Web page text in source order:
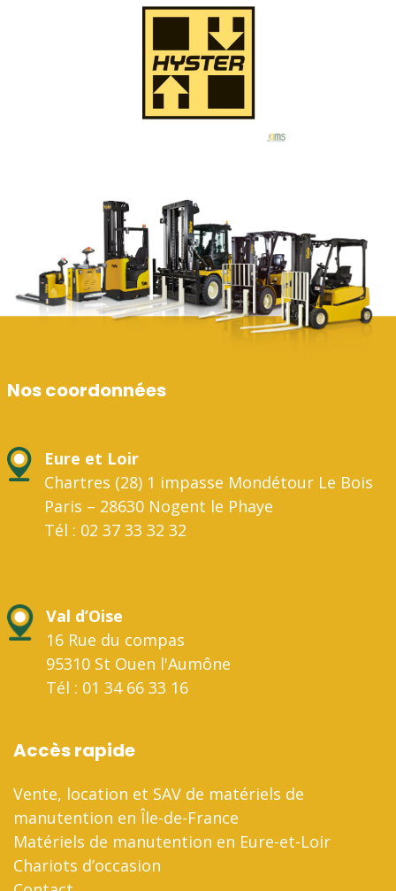
Nos coordonnées
Eure et Loir
Chartres (28) 1 impasse Mondétour Le Bois
Paris – 28630 Nogent le Phaye
Tél : 02 37 33 32 32
Val d’Oise
16 Rue du compas
95310 St Ouen l'Aumône
Tél : 01 34 66 33 16
Accès rapide
Vente, location et SAV de matériels de
manutention en Île-de-France
Matériels de manutention en Eure-et-Loir
Chariots d’occasion